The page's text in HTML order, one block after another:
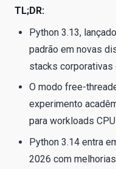
TL;DR:
Python 3.13,
padrão em novas
stacks corporativas
O modo free-
experimento
para workloads
Python 3.14 entra
2026 com